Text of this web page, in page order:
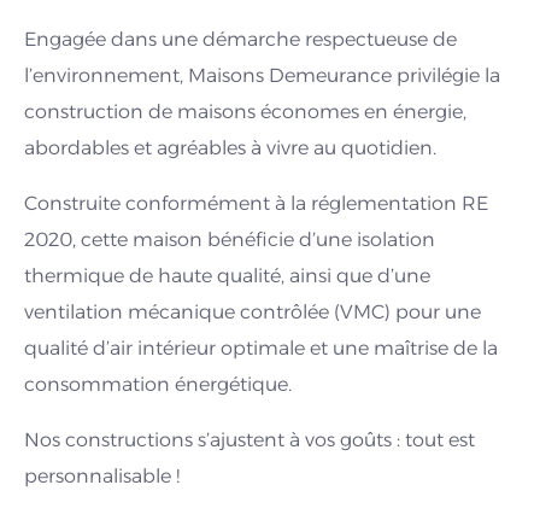
Engagée dans une démarche respectueuse de
l’environnement, Maisons Demeurance privilégie la
construction de maisons économes en énergie,
abordables et agréables à vivre au quotidien.
Construite conformément à la réglementation RE
2020, cette maison bénéficie d’une isolation
thermique de haute qualité, ainsi que d’une
ventilation mécanique contrôlée (VMC) pour une
qualité d’air intérieur optimale et une maîtrise de la
consommation énergétique.
Nos constructions s’ajustent à vos goûts : tout est
personnalisable !